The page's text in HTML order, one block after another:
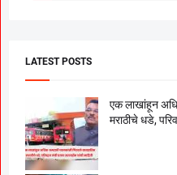
LATEST POSTS
एक लाखांहून
मराठीचे धडे,